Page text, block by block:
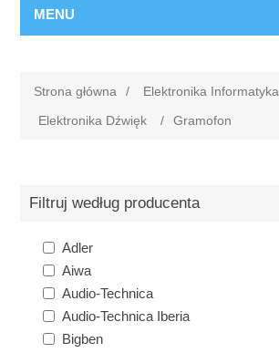
MENU
Strona główna / Elektronika Informatyka
Elektronika Dźwięk
/ Gramofon
Filtruj według producenta
Adler
Aiwa
Audio-Technica
Audio-Technica Iberia
Bigben